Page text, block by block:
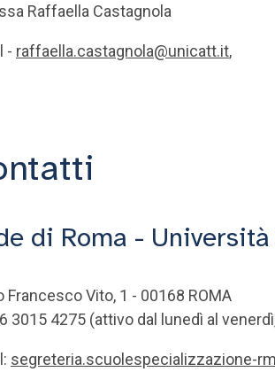
Raffaella Castagnola
- raffaella.castagnola@unicatt.it,
di Roma -
Francesco Vito, 1 - 00168 ROMA
3015 4275 (attivo dal lunedì al
segreteria.scuolespecializzazione-